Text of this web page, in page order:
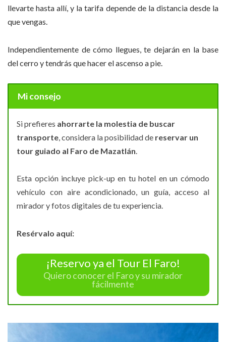
llevarte hasta allí, y la tarifa depende de la distancia desde la
que vengas.
Independientemente de cómo llegues, te dejarán en la base
del cerro y tendrás que hacer el ascenso a pie.
Mi consejo
Si prefieres ahorrarte la molestia de buscar
transporte , considera la posibilidad de reservar un
tour guiado al Faro de Mazatlán
Esta opción incluye pick-up en tu hotel en un cómodo
vehículo con aire acondicionado, un guía, acceso al
mirador y fotos digitales de tu experiencia.
Resérvalo aquí:
¡Reservo ya el Tour El Faro!
Quiero conocer el Faro y su mirador
fácilmente